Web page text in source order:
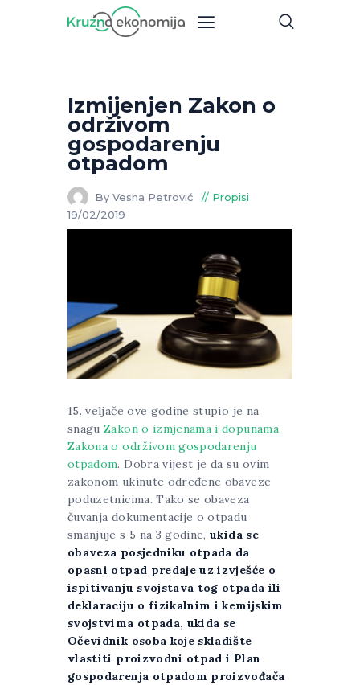
Izmijenjen Zakon o
održivom
gospodarenju
otpadom
By Vesna Petrović
Propisi
19/02/2019
15. veljače ove godine stupio je na
snaguZakon o izmjenama i dopunama
Zakona o održivom gospodarenju
otpadom. Dobra vijest je da su ovim
zakonom ukinute određene obaveze
poduzetnicima. Tako se obaveza
čuvanja dokumentacije o otpadu
smanjuje s 5 na 3 godine,ukida se
obaveza posjedniku otpada da
opasni otpad predaje uz izvješće o
ispitivanju svojstava tog otpada ili
deklaraciju o fizikalnim i kemijskim
svojstvima otpada, ukida se
Očevidnik osoba koje skladište
vlastiti proizvodni otpad i Plan
gospodarenja otpadom proizvođača